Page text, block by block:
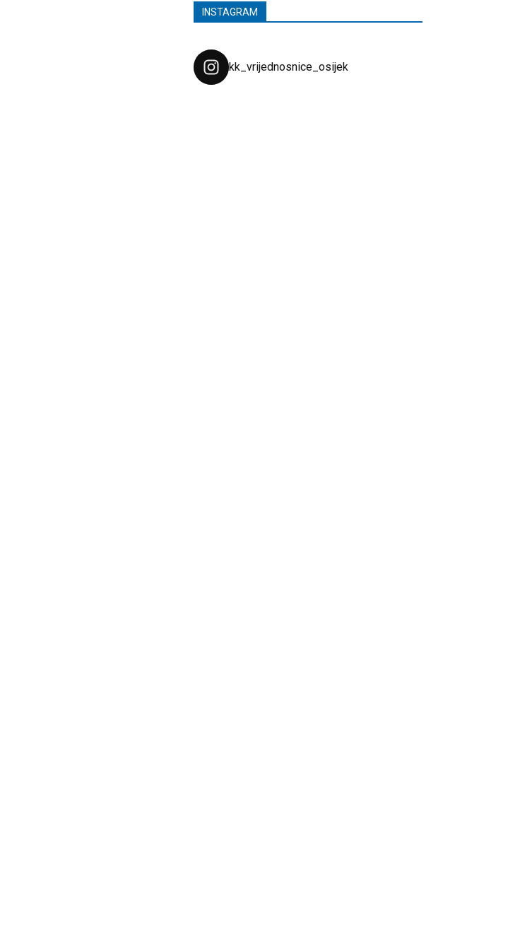
INSTAGRAM
kk_vrijednosnice_osijek